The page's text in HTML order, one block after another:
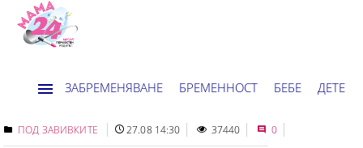
ЗАБРЕМЕНЯВАНЕ БРЕМЕННОСТ БЕБЕ ДЕТЕ
ДОМ НОВИНИ ХОРОСКОП
ПОД ЗАВИВКИТЕ 27.08 14:30 37440 0